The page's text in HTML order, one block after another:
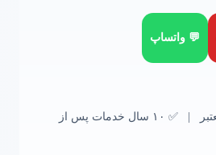
💬 واتساپ
✅ ۱۲ ماه گارانتی معتبر | ✅ ۱۰ سال خدمات پس از